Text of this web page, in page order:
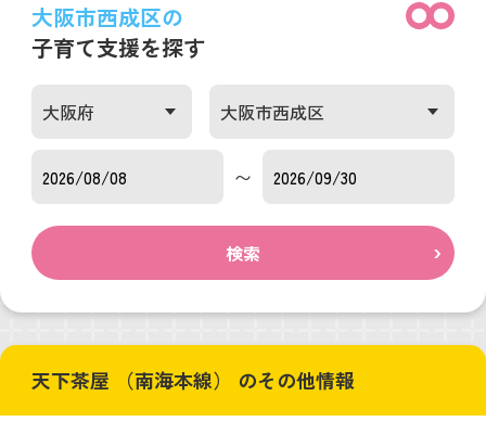
大阪市西成区の
子育て支援を探す
〜
検索
天下茶屋 （南海本線） のその他情報